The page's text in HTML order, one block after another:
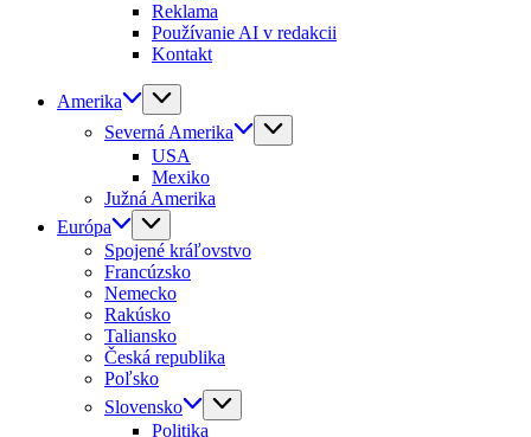
Reklama
Používanie AI v redakcii
Kontakt
Amerika
Severná Amerika
USA
Mexiko
Južná Amerika
Európa
Spojené kráľovstvo
Francúzsko
Nemecko
Rakúsko
Taliansko
Česká republika
Poľsko
Slovensko
Politika